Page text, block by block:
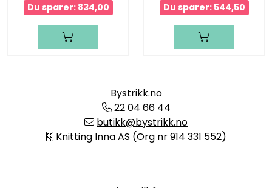
Du sparer: 834,00 Du sparer: 544,50
Bystrikk.no
22 04 66 44
butikk@bystrikk.no
Knitting Inna AS (Org nr 914 331 552)